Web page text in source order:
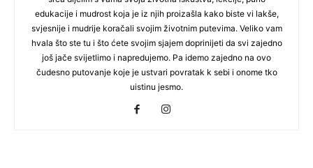
edukacije i mudrost koja je iz njih proizašla kako biste vi lakše,
svjesnije i mudrije koračali svojim životnim putevima. Veliko vam
hvala što ste tu i što ćete svojim sjajem doprinijeti da svi zajedno
još jače svijetlimo i napredujemo. Pa idemo zajedno na ovo
čudesno putovanje koje je ustvari povratak k sebi i onome tko
uistinu jesmo.